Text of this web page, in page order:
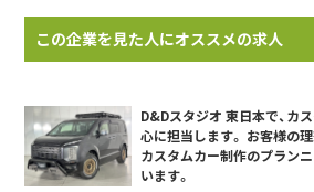
この企業を見た人にオススメの求人
D&Dスタジオ 東日本で、カ
心に担当します。 お客様の
カスタムカー制作のプラン
います。